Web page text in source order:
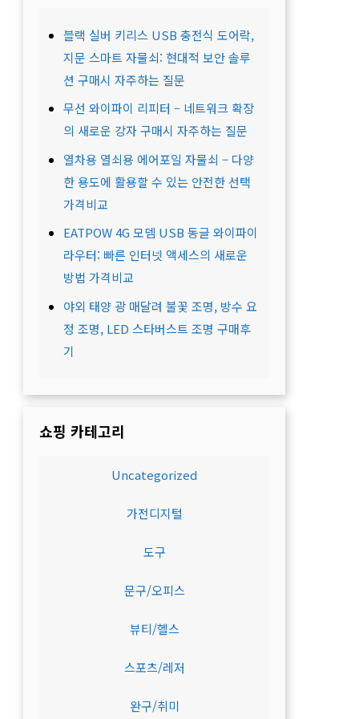
블랙 실버 키리스 USB 충전식 도어락,
지문 스마트 자물쇠: 현대적 보안 솔루
션 구매시 자주하는 질문
무선 와이파이 리피터 – 네트워크 확장
의 새로운 강자 구매시 자주하는 질문
열차용 열쇠용 에어포일 자물쇠 – 다양
한 용도에 활용할 수 있는 안전한 선택
가격비교
EATPOW 4G 모뎀 USB 동글 와이파이
라우터: 빠른 인터넷 액세스의 새로운
방법 가격비교
야외 태양 광 매달려 불꽃 조명, 방수 요
정 조명, LED 스타버스트 조명 구매후
기
쇼핑 카테고리
Uncategorized
가전디지털
도구
문구/오피스
뷰티/헬스
스포츠/레저
완구/취미